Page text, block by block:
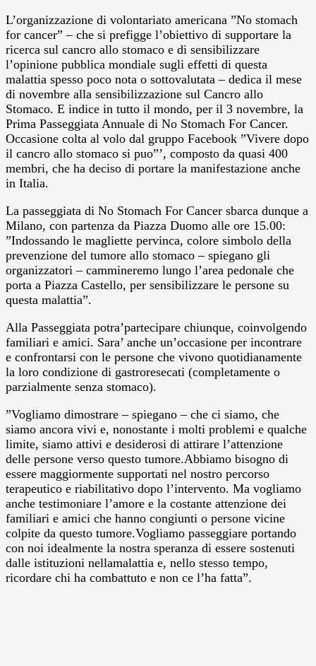
L’organizzazione di volontariato americana ”No stomach
for cancer” – che si prefigge l’obiettivo di supportare la
ricerca sul cancro allo stomaco e di sensibilizzare
l’opinione pubblica mondiale sugli effetti di questa
malattia spesso poco nota o sottovalutata – dedica il mese
di novembre alla sensibilizzazione sul Cancro allo
Stomaco. E indice in tutto il mondo, per il 3 novembre, la
Prima Passeggiata Annuale di No Stomach For Cancer.
Occasione colta al volo dal gruppo Facebook ”Vivere dopo
il cancro allo stomaco si puo”’, composto da quasi 400
membri, che ha deciso di portare la manifestazione anche
in Italia.
La passeggiata di No Stomach For Cancer sbarca dunque a
Milano, con partenza da Piazza Duomo alle ore 15.00:
”Indossando le magliette pervinca, colore simbolo della
prevenzione del tumore allo stomaco – spiegano gli
organizzatori – cammineremo lungo l’area pedonale che
porta a Piazza Castello, per sensibilizzare le persone su
questa malattia”.
Alla Passeggiata potra’partecipare chiunque, coinvolgendo
familiari e amici. Sara’ anche un’occasione per incontrare
e confrontarsi con le persone che vivono quotidianamente
la loro condizione di gastroresecati (completamente o
parzialmente senza stomaco).
”Vogliamo dimostrare – spiegano – che ci siamo, che
siamo ancora vivi e, nonostante i molti problemi e qualche
limite, siamo attivi e desiderosi di attirare l’attenzione
delle persone verso questo tumore.Abbiamo bisogno di
essere maggiormente supportati nel nostro percorso
terapeutico e riabilitativo dopo l’intervento. Ma vogliamo
anche testimoniare l’amore e la costante attenzione dei
familiari e amici che hanno congiunti o persone vicine
colpite da questo tumore.Vogliamo passeggiare portando
con noi idealmente la nostra speranza di essere sostenuti
dalle istituzioni nellamalattia e, nello stesso tempo,
ricordare chi ha combattuto e non ce l’ha fatta”.